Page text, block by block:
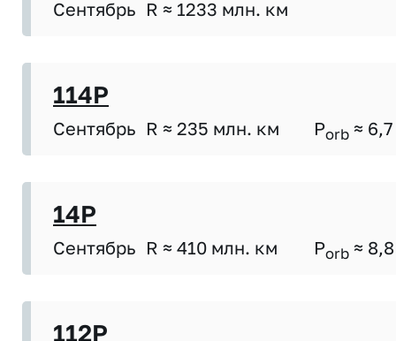
Сентябрь R ≈ 1233 млн. км
114P
Сентябрь R ≈ 235 млн. км Porb ≈ 6,7
14P
Сентябрь R ≈ 410 млн. км Porb ≈ 8,8
112P